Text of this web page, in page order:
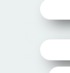
Secteur